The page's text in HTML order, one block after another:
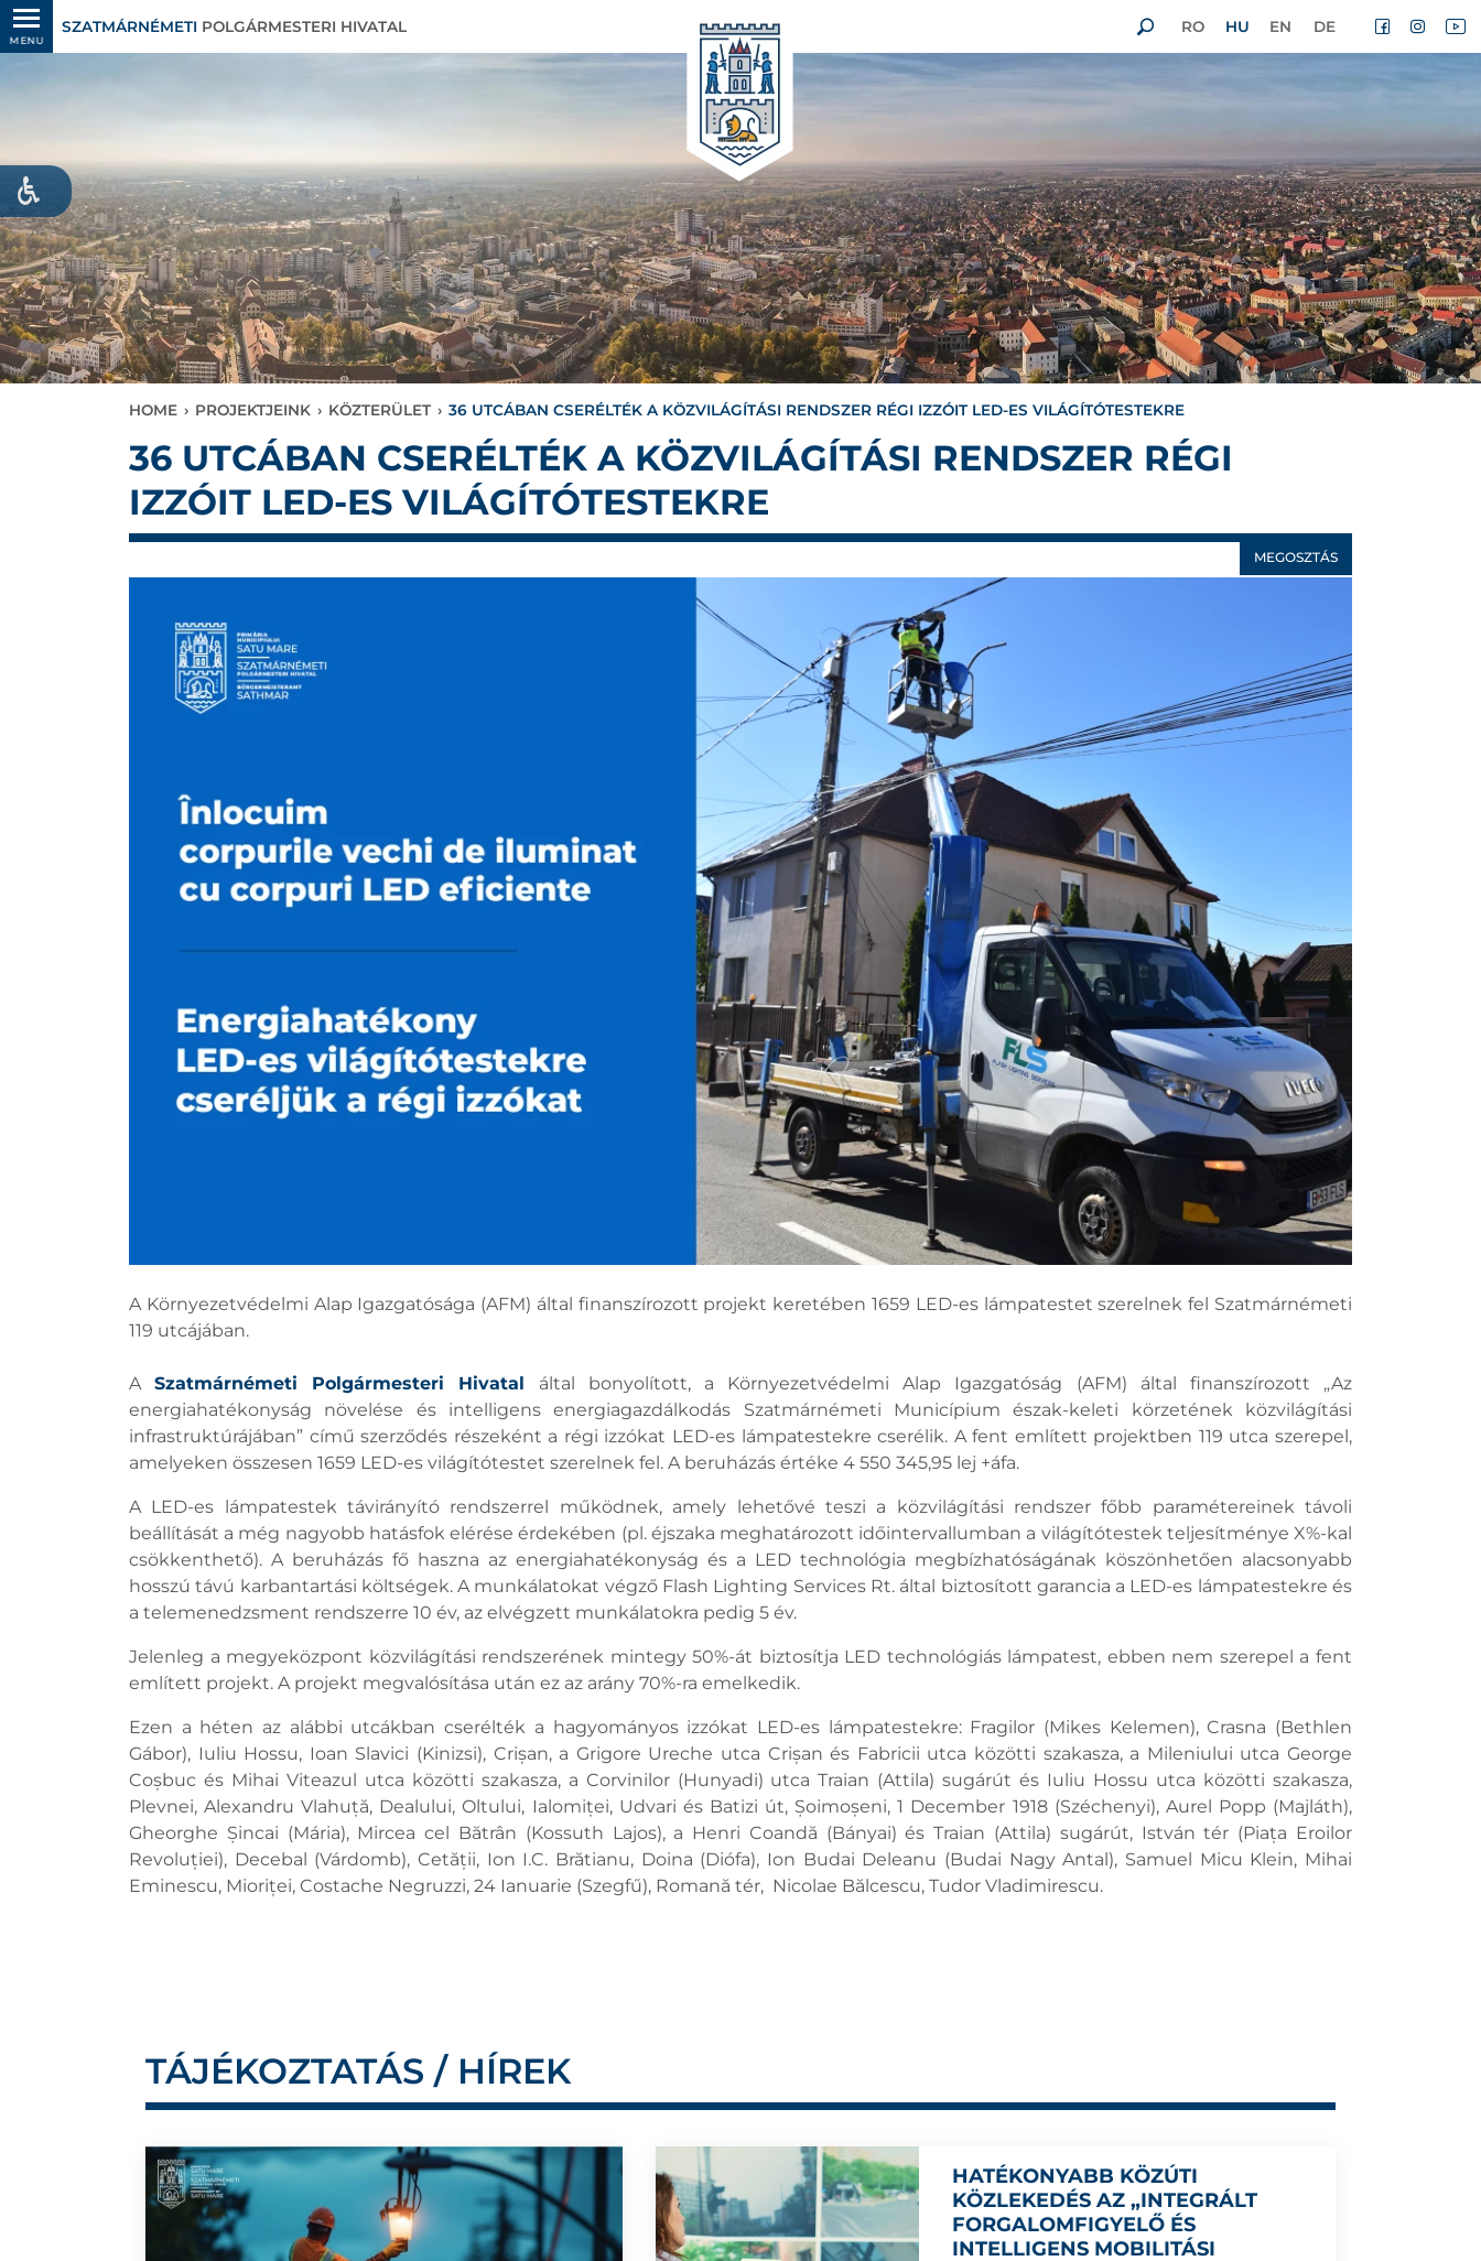
MENU
SZATMÁRNÉMETI POLGÁRMESTERI HIVATAL RO HU EN DE
HOME › PROJEKTJEINK › KÖZTERÜLET › 36 UTCÁBAN CSERÉLTÉK A KÖZVILÁGÍTÁSI RENDSZER RÉGI IZZÓIT LED-ES VILÁGÍTÓTESTEKRE
36 UTCÁBAN CSERÉLTÉK A KÖZVILÁGÍTÁSI RENDSZER RÉGI
IZZÓIT LED-ES VILÁGÍTÓTESTEKRE
MEGOSZTÁS
A Környezetvédelmi Alap Igazgatósága (AFM) által finanszírozott projekt keretében 1659 LED-es lámpatestet szerelnek fel Szatmárnémeti
119 utcájában.
ASzatmárnémeti Polgármesteri Hivatal által bonyolított, a Környezetvédelmi Alap Igazgatóság (AFM) által finanszírozott „Az
energiahatékonyság növelése és intelligens energiagazdálkodás Szatmárnémeti Municípium észak-keleti körzetének közvilágítási
infrastruktúrájában” című szerződés részeként a régi izzókat LED-es lámpatestekre cserélik. A fent említett projektben 119 utca szerepel,
amelyeken összesen 1659 LED-es világítótestet szerelnek fel. A beruházás értéke 4 550 345,95 lej +áfa.
A LED-es lámpatestek távirányító rendszerrel működnek, amely lehetővé teszi a közvilágítási rendszer főbb paramétereinek távoli
beállítását a még nagyobb hatásfok elérése érdekében (pl. éjszaka meghatározott időintervallumban a világítótestek teljesítménye X%-kal
csökkenthető). A beruházás fő haszna az energiahatékonyság és a LED technológia megbízhatóságának köszönhetően alacsonyabb
hosszú távú karbantartási költségek. A munkálatokat végző Flash Lighting Services Rt. által biztosított garancia a LED-es lámpatestekre és
a telemenedzsment rendszerre 10 év, az elvégzett munkálatokra pedig 5 év.
Jelenleg a megyeközpont közvilágítási rendszerének mintegy 50%-át biztosítja LED technológiás lámpatest, ebben nem szerepel a fent
említett projekt. A projekt megvalósítása után ez az arány 70%-ra emelkedik.
Ezen a héten az alábbi utcákban cserélték a hagyományos izzókat LED-es lámpatestekre: Fragilor (Mikes Kelemen), Crasna (Bethlen
Gábor), Iuliu Hossu, Ioan Slavici (Kinizsi), Crișan, a Grigore Ureche utca Crișan és Fabricii utca közötti szakasza, a Mileniului utca George
Coșbuc és Mihai Viteazul utca közötti szakasza, a Corvinilor (Hunyadi) utca Traian (Attila) sugárút és Iuliu Hossu utca közötti szakasza,
Plevnei, Alexandru Vlahuță, Dealului, Oltului, Ialomiței, Udvari és Batizi út, Șoimoșeni, 1 December 1918 (Széchenyi), Aurel Popp (Majláth),
Gheorghe Șincai (Mária), Mircea cel Bătrân (Kossuth Lajos), a Henri Coandă (Bányai) és Traian (Attila) sugárút, István tér (Piața Eroilor
Revoluției), Decebal (Várdomb), Cetății, Ion I.C. Brătianu, Doina (Diófa), Ion Budai Deleanu (Budai Nagy Antal), Samuel Micu Klein, Mihai
Eminescu, Mioriței, Costache Negruzzi, 24 Ianuarie (Szegfű), Romană tér, Nicolae Bălcescu, Tudor Vladimirescu.
TÁJÉKOZTATÁS / HÍREK
HATÉKONYABB KÖZÚTI
KÖZLEKEDÉS AZ „INTEGRÁLT
FORGALOMFIGYELŐ ÉS
INTELLIGENS MOBILITÁSI